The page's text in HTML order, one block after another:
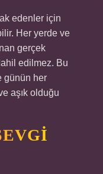
edenler için
Her yerde ve
gerçek
edilmez. Bu
günün her
aşık olduğu